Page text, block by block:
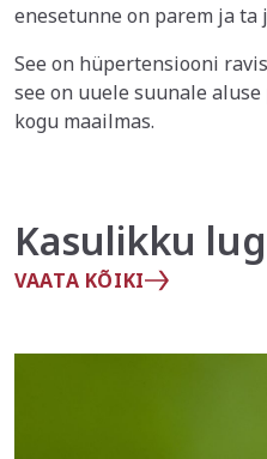
enesetunne on parem ja ta
See on hüpertensiooni
see on uuele suunale
kogu maailmas.
Kasulikku
VAATA KÕIKI